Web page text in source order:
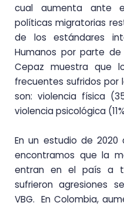
cual aumenta ante
políticas migratorias
de los estándares
Humanos por parte
Cepaz muestra que
frecuentes sufridos por
son: violencia física
violencia psicológica
En un estudio de 2020
encontramos que la
entran en el país a
sufrieron agresiones
VBG. En Colombia,